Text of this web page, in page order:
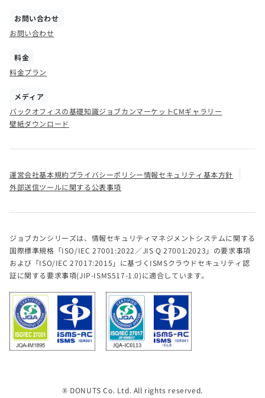
お問い合わせ
お問い合わせ
料金
料金プラン
メディア
バックオフィスの基礎知識ジョブカンマーケットCMギャラリー
壁紙ダウンロード
運営会社基本規約プライバシーポリシー情報セキュリティ基本方針
外部送信ツールに関する公表事項
ジョブカンシリーズは、情報セキュリティマネジメントシステムに関する
国際標準規格「ISO/IEC 27001:2022／JIS Q 27001:2023」の要求事項
および「ISO/IEC 27017:2015」に基づくISMSクラウドセキュリティ認
証に関する要求事項(JIP-ISMS517-1.0)に適合しています。
® DONUTS Co. Ltd. All rights reserved.